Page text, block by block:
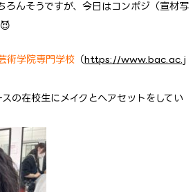
ろんそうですが、今日はコンポジ（宣材写
術学院専門学校 （https://www.bac.ac.j
スの在校生にメイクとヘアセットをしてい